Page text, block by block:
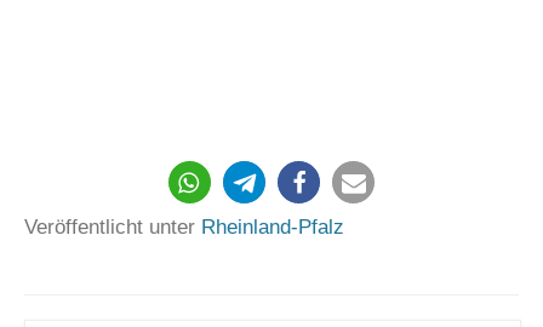
143
Veröffentlicht unter Rheinland-Pfalz